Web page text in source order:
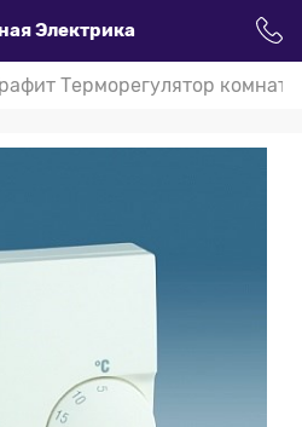
Электрика
Терморегулятор